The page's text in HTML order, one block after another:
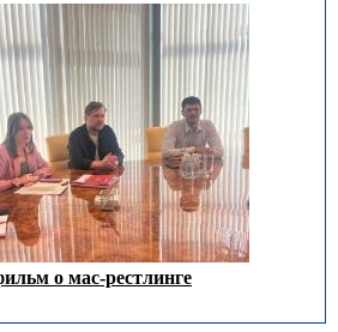
о мас-рестлинге